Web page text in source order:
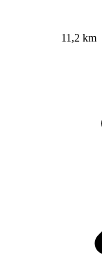
11,2 km